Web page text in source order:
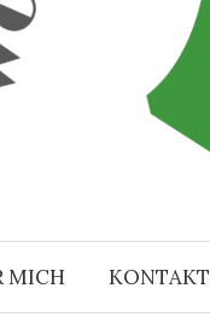
MICH KONTAKT